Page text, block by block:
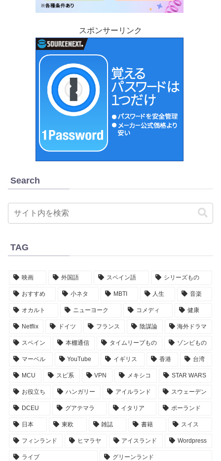
スポンサーリンク
Search
TAG
映画 外国語 スペイン語 シリーズもの
おすすめ 小ネタ MBTI 人生 音楽
オカルト ニューヨーク コメディ 健康
Netflix ドイツ フランス 陰謀論 海外ドラマ
スペイン 本棚通信 タイムリープもの ゾンビもの
マーベル YouTube イギリス 香港 台湾
MCU スピ系 VPN メキシコ STAR WARS
お役立ち ハンガリー アイルランド スウェーデン
DCEU グアテマラ イタリア ポーランド
日本 東欧 雑誌 書籍 スイス
フィンランド ヒマラヤ アイスランド Wordpress
ライブ グリーンランド